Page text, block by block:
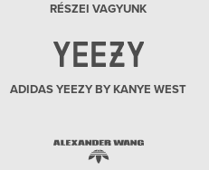
RÉSZEI VAGYUNK
ADIDAS YEEZY BY KANYE WEST